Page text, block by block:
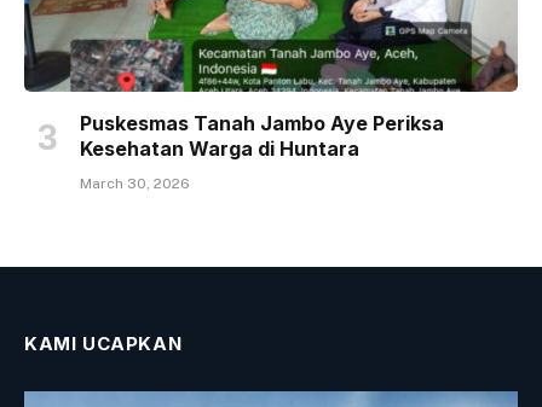
Puskesmas Tanah Jambo Aye Periksa
Kesehatan Warga di Huntara
March 30, 2026
KAMI UCAPKAN